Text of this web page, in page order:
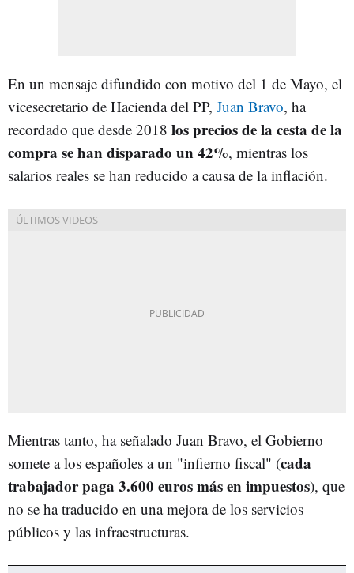
En un mensaje difundido con motivo del 1 de Mayo, el
vicesecretario de Hacienda del PP, Juan Bravo, ha
recordado que desde 2018 los precios de la cesta de la
compra se han disparado un 42%, mientras los
salarios reales se han reducido a causa de la inflación.
Mientras tanto, ha señalado Juan Bravo, el Gobierno
somete a los españoles a un "infierno fiscal" (cada
trabajador paga 3.600 euros más en impuestos), que
no se ha traducido en una mejora de los servicios
públicos y las infraestructuras.